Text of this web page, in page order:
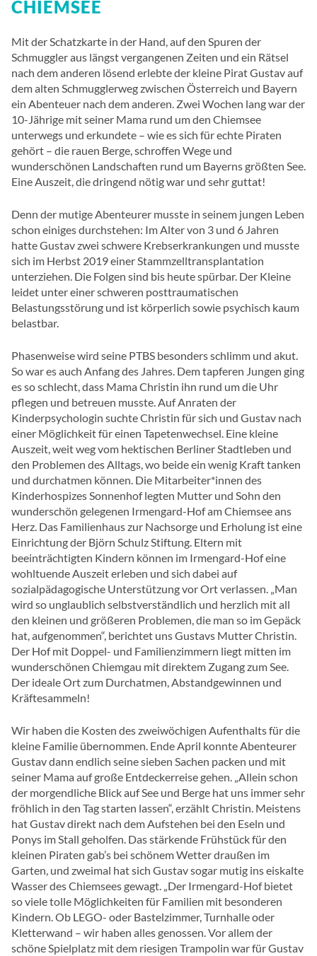
CHIEMSEE
Mit der Schatzkarte in der Hand, auf den Spuren der
Schmuggler aus längst vergangenen Zeiten und ein Rätsel
nach dem anderen lösend erlebte der kleine Pirat Gustav auf
dem alten Schmugglerweg zwischen Österreich und Bayern
ein Abenteuer nach dem anderen. Zwei Wochen lang war der
10-Jährige mit seiner Mama rund um den Chiemsee
unterwegs und erkundete – wie es sich für echte Piraten
gehört – die rauen Berge, schroffen Wege und
wunderschönen Landschaften rund um Bayerns größten See.
Eine Auszeit, die dringend nötig war und sehr guttat!
Denn der mutige Abenteurer musste in seinem jungen Leben
schon einiges durchstehen: Im Alter von 3 und 6 Jahren
hatte Gustav zwei schwere Krebserkrankungen und musste
sich im Herbst 2019 einer Stammzelltransplantation
unterziehen. Die Folgen sind bis heute spürbar. Der Kleine
leidet unter einer schweren posttraumatischen
Belastungsstörung und ist körperlich sowie psychisch kaum
belastbar.
Phasenweise wird seine PTBS besonders schlimm und akut.
So war es auch Anfang des Jahres. Dem tapferen Jungen ging
es so schlecht, dass Mama Christin ihn rund um die Uhr
pflegen und betreuen musste. Auf Anraten der
Kinderpsychologin suchte Christin für sich und Gustav nach
einer Möglichkeit für einen Tapetenwechsel. Eine kleine
Auszeit, weit weg vom hektischen Berliner Stadtleben und
den Problemen des Alltags, wo beide ein wenig Kraft tanken
und durchatmen können. Die Mitarbeiter*innen des
Kinderhospizes Sonnenhof legten Mutter und Sohn den
wunderschön gelegenen Irmengard-Hof am Chiemsee ans
Herz. Das Familienhaus zur Nachsorge und Erholung ist eine
Einrichtung der Björn Schulz Stiftung. Eltern mit
beeinträchtigten Kindern können im Irmengard-Hof eine
wohltuende Auszeit erleben und sich dabei auf
sozialpädagogische Unterstützung vor Ort verlassen. „Man
wird so unglaublich selbstverständlich und herzlich mit all
den kleinen und größeren Problemen, die man so im Gepäck
hat, aufgenommen“, berichtet uns Gustavs Mutter Christin.
Der Hof mit Doppel- und Familienzimmern liegt mitten im
wunderschönen Chiemgau mit direktem Zugang zum See.
Der ideale Ort zum Durchatmen, Abstandgewinnen und
Kräftesammeln!
Wir haben die Kosten des zweiwöchigen Aufenthalts für die
kleine Familie übernommen. Ende April konnte Abenteurer
Gustav dann endlich seine sieben Sachen packen und mit
seiner Mama auf große Entdeckerreise gehen. „Allein schon
der morgendliche Blick auf See und Berge hat uns immer sehr
fröhlich in den Tag starten lassen“, erzählt Christin. Meistens
hat Gustav direkt nach dem Aufstehen bei den Eseln und
Ponys im Stall geholfen. Das stärkende Frühstück für den
kleinen Piraten gab’s bei schönem Wetter draußen im
Garten, und zweimal hat sich Gustav sogar mutig ins eiskalte
Wasser des Chiemsees gewagt. „Der Irmengard-Hof bietet
so viele tolle Möglichkeiten für Familien mit besonderen
Kindern. Ob LEGO- oder Bastelzimmer, Turnhalle oder
Kletterwand – wir haben alles genossen. Vor allem der
schöne Spielplatz mit dem riesigen Trampolin war für Gustav